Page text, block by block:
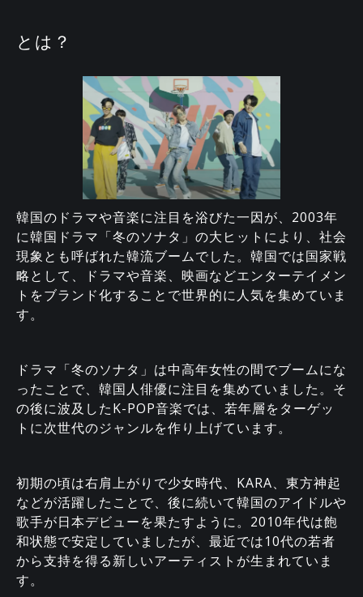
とは？
韓国のドラマや音楽に注目を浴びた一因が、2003年
に韓国ドラマ「冬のソナタ」の大ヒットにより、社会
現象とも呼ばれた韓流ブームでした。韓国では国家戦
略として、ドラマや音楽、映画などエンターテイメン
トをブランド化することで世界的に人気を集めていま
す。
ドラマ「冬のソナタ」は中高年女性の間でブームにな
ったことで、韓国人俳優に注目を集めていました。そ
の後に波及したK-POP音楽では、若年層をターゲッ
トに次世代のジャンルを作り上げています。
初期の頃は右肩上がりで少女時代、KARA、東方神起
などが活躍したことで、後に続いて韓国のアイドルや
歌手が日本デビューを果たすように。2010年代は飽
和状態で安定していましたが、最近では10代の若者
から支持を得る新しいアーティストが生まれていま
す。